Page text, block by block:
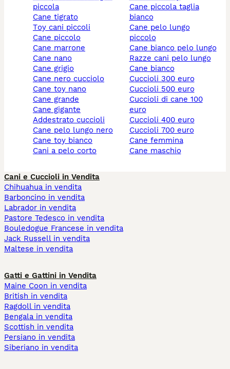
piccola
cane tigrato
toy cani piccoli
cane piccolo
cane marrone
cane nano
cane grigio
cane nero cucciolo
cane toy nano
cane grande
cane gigante
addestrato cuccioli
cane pelo lungo nero
cane toy bianco
cani a pelo corto
cane piccola taglia
bianco
cane pelo lungo
piccolo
cane bianco pelo lungo
razze cani pelo lungo
cane bianco
cuccioli 300 euro
cuccioli 500 euro
cuccioli di cane 100
euro
cuccioli 400 euro
cuccioli 700 euro
cane femmina
cane maschio
Cani e Cuccioli in Vendita
Chihuahua in vendita
Barboncino in vendita
Labrador in vendita
Pastore Tedesco in vendita
Bouledogue Francese in vendita
Jack Russell in vendita
Maltese in vendita
Gatti e Gattini in Vendita
Maine Coon in vendita
British in vendita
Ragdoll in vendita
Bengala in vendita
Scottish in vendita
Persiano in vendita
Siberiano in vendita